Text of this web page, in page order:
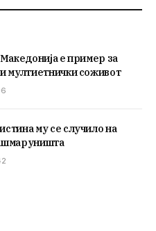
е пример за
мултиетнички соживот
му се случило на